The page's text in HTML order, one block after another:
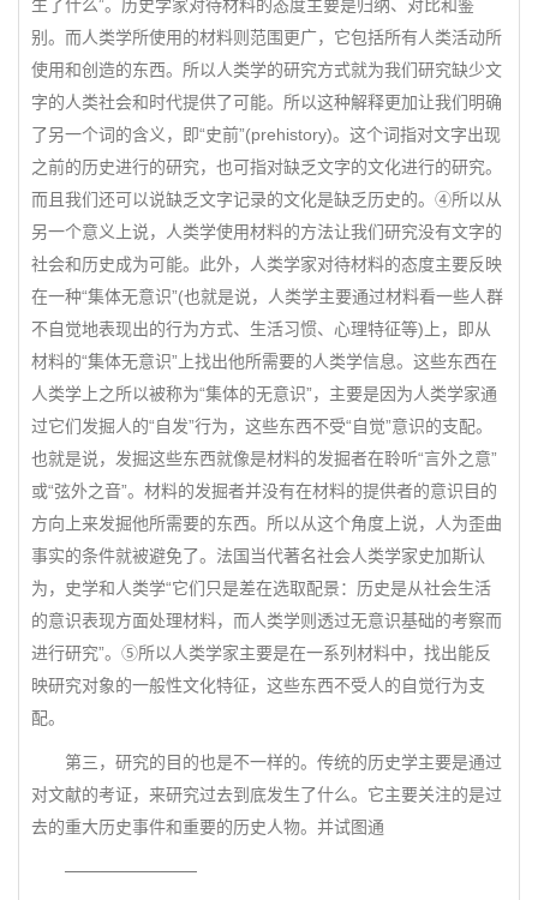
生了什么”。历史学家对待材料的态度主要是归纳、对比和鉴
别。而人类学所使用的材料则范围更广，它包括所有人类活动所
使用和创造的东西。所以人类学的研究方式就为我们研究缺少文
字的人类社会和时代提供了可能。所以这种解释更加让我们明确
了另一个词的含义，即“史前”(prehistory)。这个词指对文字出现
之前的历史进行的研究，也可指对缺乏文字的文化进行的研究。
而且我们还可以说缺乏文字记录的文化是缺乏历史的。④所以从
另一个意义上说，人类学使用材料的方法让我们研究没有文字的
社会和历史成为可能。此外，人类学家对待材料的态度主要反映
在一种“集体无意识”(也就是说，人类学主要通过材料看一些人群
不自觉地表现出的行为方式、生活习惯、心理特征等)上，即从
材料的“集体无意识”上找出他所需要的人类学信息。这些东西在
人类学上之所以被称为“集体的无意识”，主要是因为人类学家通
过它们发掘人的“自发”行为，这些东西不受“自觉”意识的支配。
也就是说，发掘这些东西就像是材料的发掘者在聆听“言外之意”
或“弦外之音”。材料的发掘者并没有在材料的提供者的意识目的
方向上来发掘他所需要的东西。所以从这个角度上说，人为歪曲
事实的条件就被避免了。法国当代著名社会人类学家史加斯认
为，史学和人类学“它们只是差在选取配景：历史是从社会生活
的意识表现方面处理材料，而人类学则透过无意识基础的考察而
进行研究”。⑤所以人类学家主要是在一系列材料中，找出能反
映研究对象的一般性文化特征，这些东西不受人的自觉行为支
配。
第三，研究的目的也是不一样的。传统的历史学主要是通过
对文献的考证，来研究过去到底发生了什么。它主要关注的是过
去的重大历史事件和重要的历史人物。并试图通
───────────